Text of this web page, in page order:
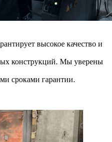
высокое качество и
конструкций. Мы уверены
сроками гарантии.